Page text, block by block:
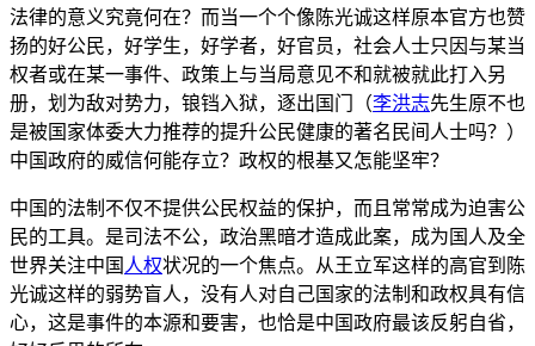
法律的意义究竟何在？而当一个个像陈光诚这样原本官方也赞
扬的好公民，好学生，好学者，好官员，社会人士只因与某当
权者或在某一事件、政策上与当局意见不和就被就此打入另
册，划为敌对势力，锒铛入狱，逐出国门（李洪志先生原不也
是被国家体委大力推荐的提升公民健康的著名民间人士吗？）
中国政府的威信何能存立？政权的根基又怎能坚牢？
中国的法制不仅不提供公民权益的保护，而且常常成为迫害公
民的工具。是司法不公，政治黑暗才造成此案，成为国人及全
世界关注中国 人权状况的一个焦点。从王立军这样的高官到陈
光诚这样的弱势盲人，没有人对自己国家的法制和政权具有信
心，这是事件的本源和要害，也恰是中国政府最该反躬自省，